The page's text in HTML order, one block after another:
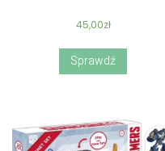
45,00zł
Sprawdź